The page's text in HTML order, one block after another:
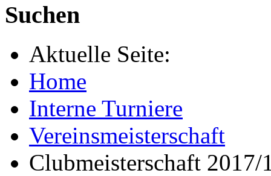
Suchen
Aktuelle Seite:
Home
Interne Turniere
Vereinsmeisterschaft
Clubmeisterschaft 2017/